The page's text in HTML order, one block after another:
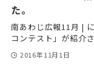
た。
南あわじ広報11月 |
コンテスト」が紹介
2016年11月1日